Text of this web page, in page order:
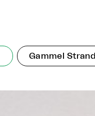
Gammel Strand